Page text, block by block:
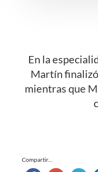
En la
Martín
mientras que
Compartir...